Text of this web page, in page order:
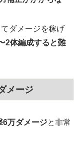
ダメージを稼げ
2体編成すると難
メージ
6万ダメージと非常